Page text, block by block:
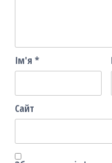
Ім'я *
Сайт